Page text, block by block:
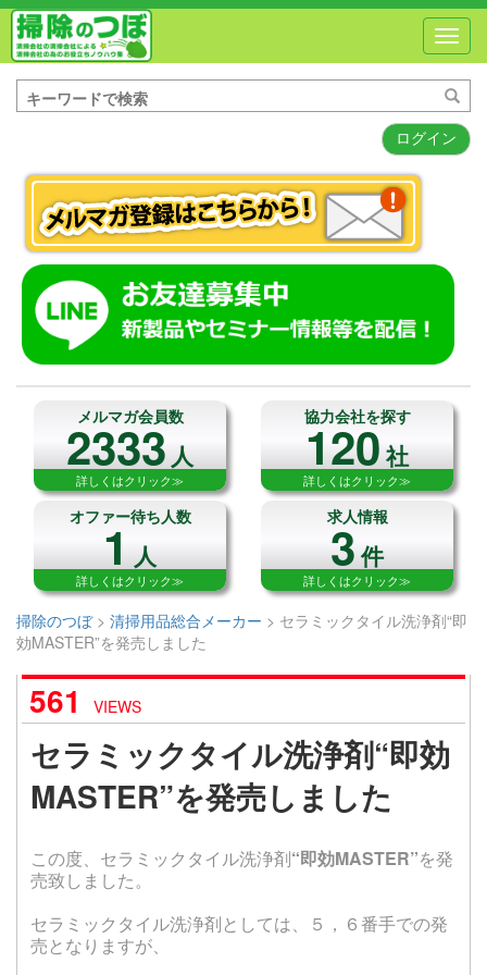
ログイン
メルマガ会員数
2333人
詳しくはクリック≫
協力会社を探す
120社
詳しくはクリック≫
オファー待ち人数
1人
詳しくはクリック≫
求人情報
3件
詳しくはクリック≫
掃除のつぼ> 清掃用品総合メーカー > セラミックタイル洗浄剤“即
効MASTER”を発売しました
561 VIEWS
セラミックタイル洗浄剤“即効
MASTER”を発売しました
この度、セラミックタイル洗浄剤“即効MASTER”を発
売致しました。
セラミックタイル洗浄剤としては、５，６番手での発
売となりますが、